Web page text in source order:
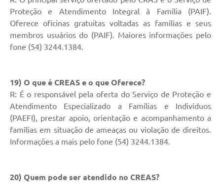
Proteção e Atendimento Integral à Família (PAIF).
Oferece oficinas gratuitas voltadas as famílias e seus
membros usuários do (PAIF). Maiores informações pelo
fone (54) 3244.1384.
19) O que é CREAS e o que Oferece?
R: É o responsável pela oferta do Serviço de Proteção e
Atendimento Especializado a Famílias e Indivíduos
(PAEFI), prestar apoio, orientação e acompanhamento a
famílias em situação de ameaças ou violação de direitos.
Informações a mais pelo fone (54) 3244.1384.
20) Quem pode ser atendido no CREAS?